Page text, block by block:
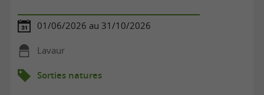
01/06/2026 au 31/10/2026
Lavaur
Sorties natures